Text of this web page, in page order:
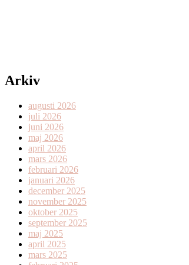
Arkiv
augusti 2026
juli 2026
juni 2026
maj 2026
april 2026
mars 2026
februari 2026
januari 2026
december 2025
november 2025
oktober 2025
september 2025
maj 2025
april 2025
mars 2025